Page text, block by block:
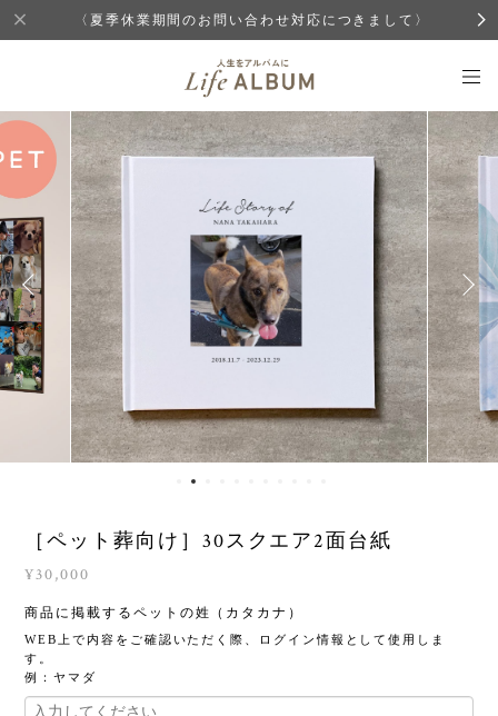
〈夏季休業期間のお問い合わせ対応につきまして〉
［ペット葬向け］30スクエア2面台紙
¥30,000
商品に掲載するペットの姓（カタカナ）
WEB上で内容をご確認いただく際、ログイン情報として使用しま
す。
例：ヤマダ